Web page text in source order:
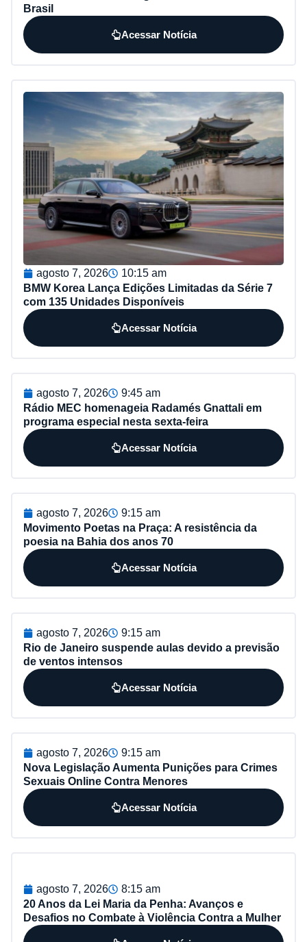
Brasil
Acessar Notícia
agosto 7, 2026
10:15 am
BMW Korea Lança Edições Limitadas da Série 7
com 135 Unidades Disponíveis
Acessar Notícia
agosto 7, 2026
9:45 am
Rádio MEC homenageia Radamés Gnattali em
programa especial nesta sexta-feira
Acessar Notícia
agosto 7, 2026
9:15 am
Movimento Poetas na Praça: A resistência da
poesia na Bahia dos anos 70
Acessar Notícia
agosto 7, 2026
9:15 am
Rio de Janeiro suspende aulas devido a previsão
de ventos intensos
Acessar Notícia
agosto 7, 2026
9:15 am
Nova Legislação Aumenta Punições para Crimes
Sexuais Online Contra Menores
Acessar Notícia
agosto 7, 2026
8:15 am
20 Anos da Lei Maria da Penha: Avanços e
Desafios no Combate à Violência Contra a Mulher